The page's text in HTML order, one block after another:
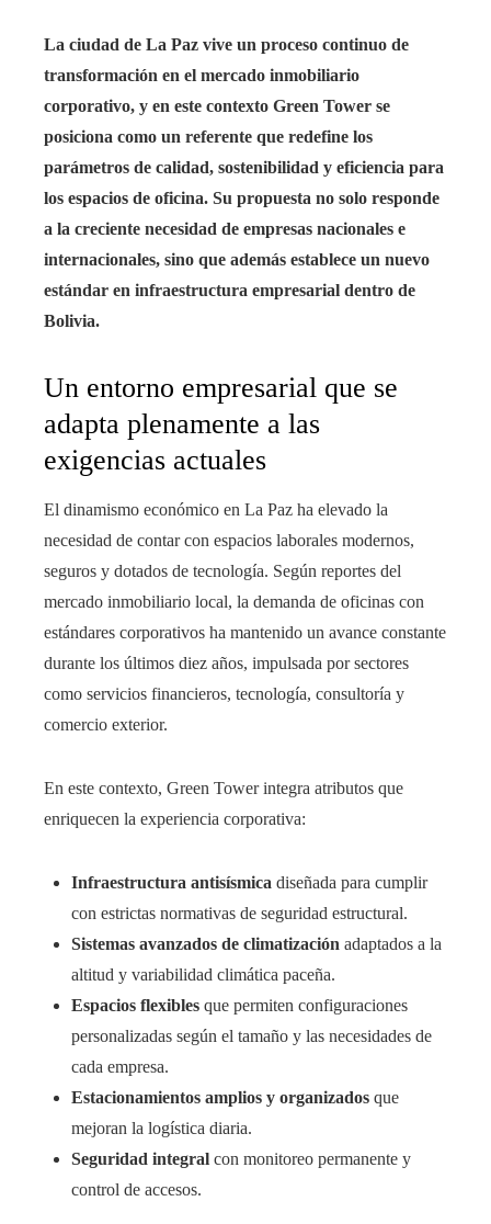
La ciudad de La Paz vive un proceso continuo de
transformación en el mercado inmobiliario
corporativo, y en este contexto Green Tower se
posiciona como un referente que redefine los
parámetros de calidad, sostenibilidad y eficiencia para
los espacios de oficina. Su propuesta no solo responde
a la creciente necesidad de empresas nacionales e
internacionales, sino que además establece un nuevo
estándar en infraestructura empresarial dentro de
Bolivia.
Un entorno empresarial que se
adapta plenamente a las
exigencias actuales
El dinamismo económico en La Paz ha elevado la
necesidad de contar con espacios laborales modernos,
seguros y dotados de tecnología. Según reportes del
mercado inmobiliario local, la demanda de oficinas con
estándares corporativos ha mantenido un avance constante
durante los últimos diez años, impulsada por sectores
como servicios financieros, tecnología, consultoría y
comercio exterior.
En este contexto, Green Tower integra atributos que
enriquecen la experiencia corporativa:
Infraestructura antisísmica diseñada para cumplir
con estrictas normativas de seguridad estructural.
Sistemas avanzados de climatización adaptados a la
altitud y variabilidad climática paceña.
Espacios flexibles que permiten configuraciones
personalizadas según el tamaño y las necesidades de
cada empresa.
Estacionamientos amplios y organizados que
mejoran la logística diaria.
Seguridad integral con monitoreo permanente y
control de accesos.